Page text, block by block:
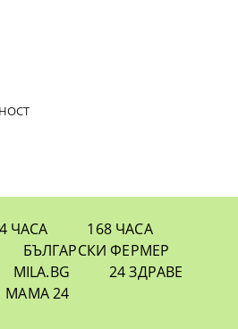
ЧАСА
168 ЧАСА
БЪЛГАРСКИ ФЕРМЕР
MILA.BG
24 ЗДРАВЕ
МАМА 24